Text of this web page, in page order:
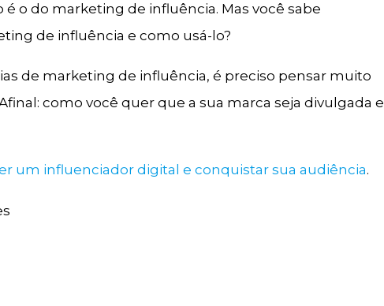
o do marketing de influência. Mas você sabe
de influência e como usá-lo?
de marketing de influência, é preciso pensar muito
como você quer que a sua marca seja divulgada e
um influenciador digital e conquistar sua audiência.